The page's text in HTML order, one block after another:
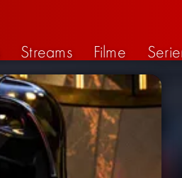
Streams Filme